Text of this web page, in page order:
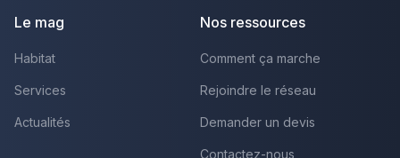
Le mag
Habitat
Services
Actualités
Nos ressources
Comment ça marche
Rejoindre le réseau
Demander un devis
Contactez-nous